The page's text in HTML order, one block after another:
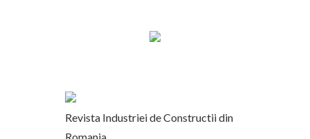
Revista Industriei de Constructii din